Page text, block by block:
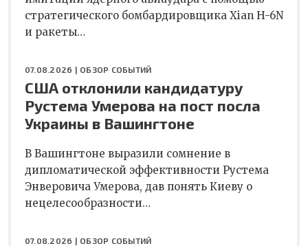
стратегического бомбардировщика Xian H-6N
и ракеты…
07.08.2026 | ОБЗОР СОБЫТИЙ
США отклонили кандидатуру
Рустема Умерова на пост посла
Украины в Вашингтоне
В Вашингтоне выразили сомнение в
дипломатической эффективности Рустема
Энверовича Умерова, дав понять Киеву о
нецелесообразности…
07.08.2026 | ОБЗОР СОБЫТИЙ